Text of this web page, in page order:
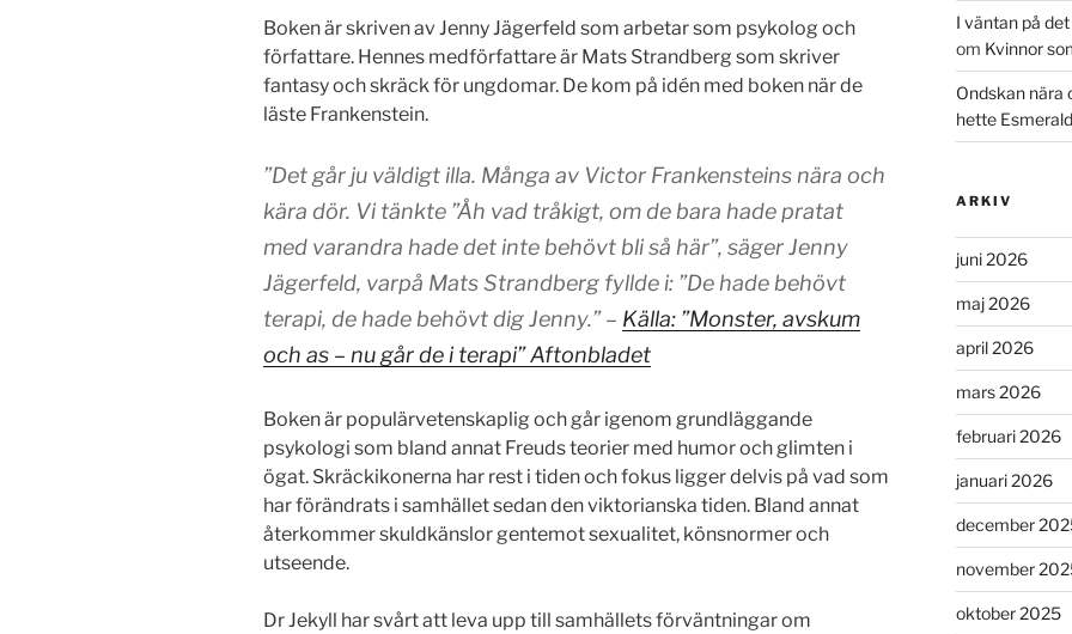
Boken är skriven av Jenny Jägerfeld som arbetar som psykolog och
författare. Hennes medförfattare är Mats Strandberg som skriver
fantasy och skräck för ungdomar. De kom på idén med boken när de
läste Frankenstein.
”Det går ju väldigt illa. Många av Victor Frankensteins nära och
kära dör. Vi tänkte ”Åh vad tråkigt, om de bara hade pratat
med varandra hade det inte behövt bli så här”, säger Jenny
Jägerfeld, varpå Mats Strandberg fyllde i: ”De hade behövt
terapi, de hade behövt dig Jenny.” – Källa: ”Monster, avskum
och as – nu går de i terapi” Aftonbladet
Boken är populärvetenskaplig och går igenom grundläggande
psykologi som bland annat Freuds teorier med humor och glimten i
ögat. Skräckikonerna har rest i tiden och fokus ligger delvis på vad som
har förändrats i samhället sedan den viktorianska tiden. Bland annat
återkommer skuldkänslor gentemot sexualitet, könsnormer och
utseende.
Dr Jekyll har svårt att leva upp till samhällets förväntningar om
I väntan på
om Kvinnor
Ondskan nära
hette
ARKIV
juni 2026
maj 2026
april 2026
mars 2026
februari 2026
januari 2026
december
november
oktober 2025